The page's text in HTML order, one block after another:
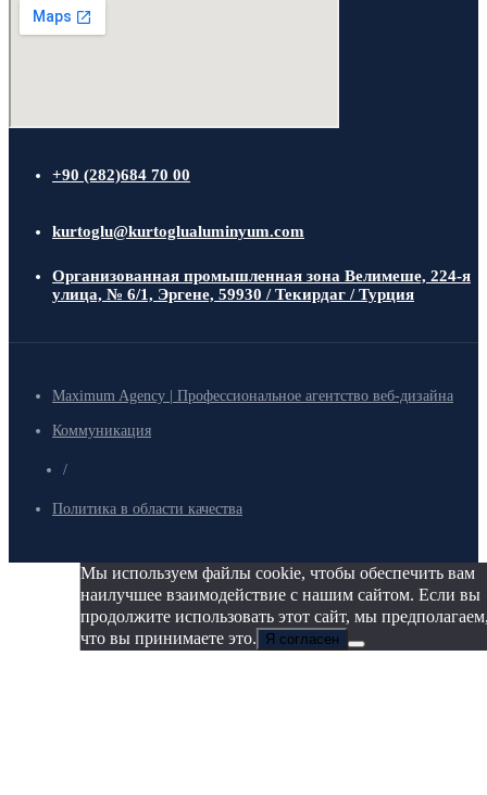
+90 (282)684 70 00
kurtoglu@kurtoglualuminyum.com
Организованная промышленная зона Велимеше, 224-я
улица, № 6/1, Эргене, 59930 / Текирдаг / Турция
Maximum Agency | Профессиональное агентство веб-дизайна
Коммуникация
/
Политика в области качества
Мы используем файлы cookie, чтобы обеспечить вам
наилучшее взаимодействие с нашим сайтом. Если вы
продолжите использовать этот сайт, мы
что вы принимаете это.
Я согласен